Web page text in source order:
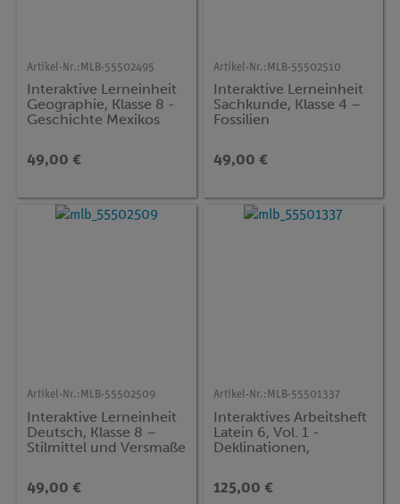
Artikel-Nr.: MLB-55502495
Interaktive Lerneinheit
Geographie, Klasse 8 -
Geschichte Mexikos
49,00 €
Artikel-Nr.: MLB-55502510
Interaktive Lerneinheit
Sachkunde, Klasse 4 –
Fossilien
49,00 €
Artikel-Nr.: MLB-55502509
Interaktive Lerneinheit
Deutsch, Klasse 8 –
Stilmittel und Versmaße
49,00 €
Artikel-Nr.: MLB-55501337
Interaktives Arbeitsheft
Latein 6, Vol. 1 -
Deklinationen,
125,00 €